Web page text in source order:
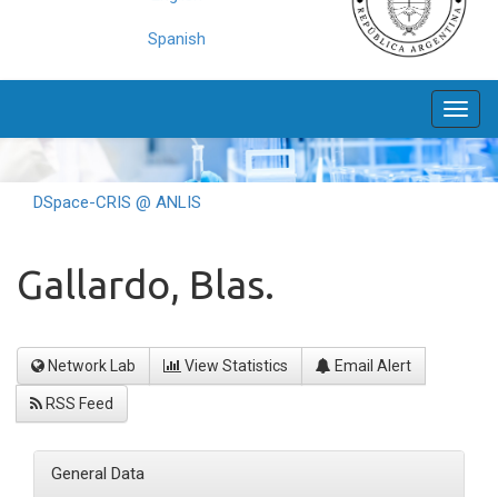
Spanish
DSpace-CRIS @ ANLIS
Gallardo, Blas.
Network Lab View Statistics Email Alert
RSS Feed
General Data